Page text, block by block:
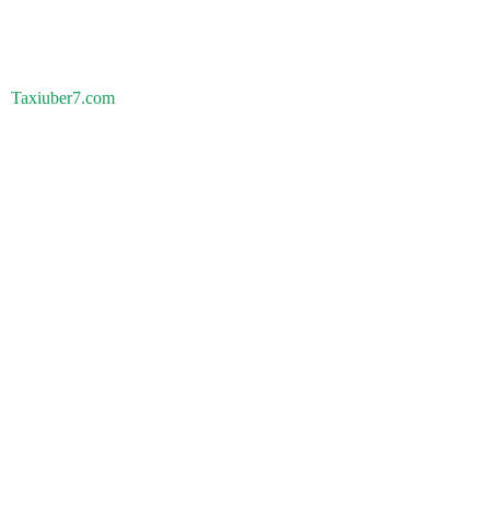
Taxiuber7.com